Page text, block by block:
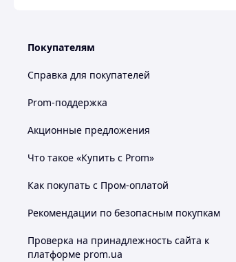
Покупателям
Справка для покупателей
Prom-поддержка
Акционные предложения
Что такое «Купить с Prom»
Как покупать с Пром-оплатой
Рекомендации по безопасным покупкам
Проверка на принадлежность сайта к
платформе prom.ua